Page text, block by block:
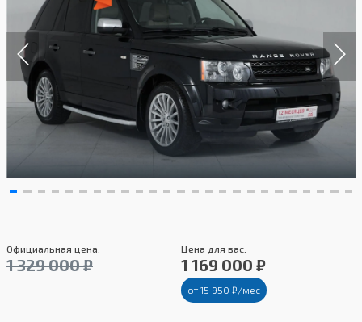
Официальная цена:
1 329 000 ₽
Цена для вас:
1 169 000 ₽
от 15 950 ₽/мес